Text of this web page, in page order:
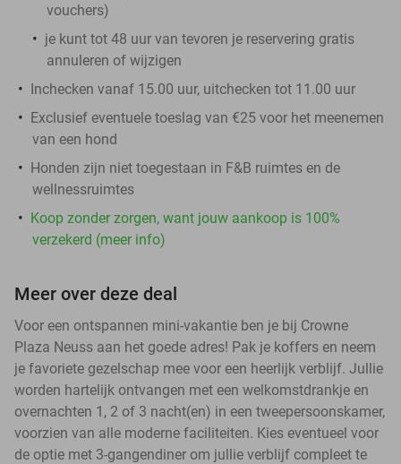
vouchers)
je kunt tot 48 uur van tevoren je reservering gratis
annuleren of wijzigen
Inchecken vanaf 15.00 uur, uitchecken tot 11.00 uur
Exclusief eventuele toeslag van €25 voor het meenemen
van een hond
Honden zijn niet toegestaan in F&B ruimtes en de
wellnessruimtes
Koop zonder zorgen, want jouw aankoop is 100%
verzekerd (meer info)
Meer over deze deal
Voor een ontspannen mini-vakantie ben je bij Crowne
Plaza Neuss aan het goede adres! Pak je koffers en neem
je favoriete gezelschap mee voor een heerlijk verblijf. Jullie
worden hartelijk ontvangen met een welkomstdrankje en
overnachten 1, 2 of 3 nacht(en) in een tweepersoonskamer,
voorzien van alle moderne faciliteiten. Kies eventueel voor
de optie met 3-gangendiner om jullie verblijf compleet te